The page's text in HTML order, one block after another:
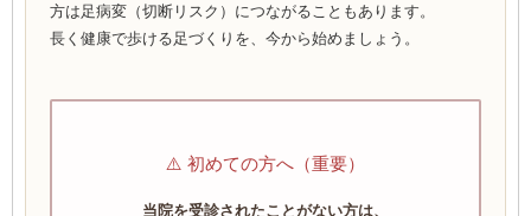
方は足病変（切断リスク）につながることもあります。
長く健康で歩ける足づくりを、今から始めましょう。
⚠️ 初めての方へ（重要）
当院を受診されたことがない方は、